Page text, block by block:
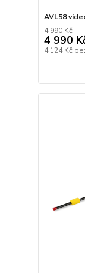
AVL58
4 990 Kč
4 990
4 124 Kč